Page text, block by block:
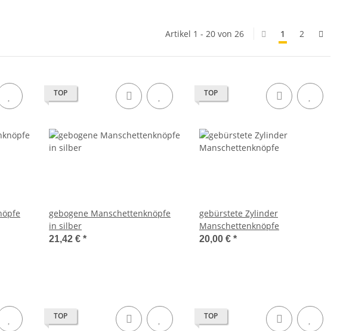
Artikel 1 - 20 von 26 1 2
TOP
gebogene Manschettenknöpfe
in silber
21,42 € *
TOP
gebürstete Zylinder
Manschettenknöpfe
20,00 € *
TOP TOP